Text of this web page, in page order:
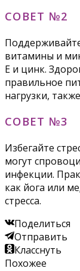
СОВЕТ №2
витамины и
E и цинк.
правильное
нагрузки,
СОВЕТ №3
Избегайте
могут
инфекции.
как йога или
стресса.
Поделиться
Отправить
Класснуть
Похожее